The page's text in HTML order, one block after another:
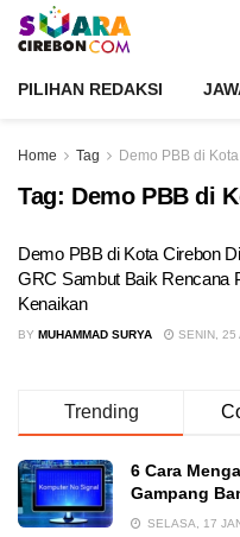
PILIHAN REDAKSI
Home Tag Demo PBB di
Tag: Demo PBB di
Demo PBB di Kota Cirebon
GRC Sambut Baik Rencana
Kenaikan
BY MUHAMMAD SURYA SENIN, 25
Trending
6 Cara
Gampang
SELASA, 17